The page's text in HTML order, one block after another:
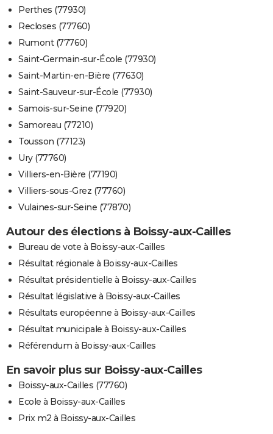
Perthes (77930)
Recloses (77760)
Rumont (77760)
Saint-Germain-sur-École (77930)
Saint-Martin-en-Bière (77630)
Saint-Sauveur-sur-École (77930)
Samois-sur-Seine (77920)
Samoreau (77210)
Tousson (77123)
Ury (77760)
Villiers-en-Bière (77190)
Villiers-sous-Grez (77760)
Vulaines-sur-Seine (77870)
Autour des élections à Boissy-aux-Cailles
Bureau de vote à Boissy-aux-Cailles
Résultat régionale à Boissy-aux-Cailles
Résultat présidentielle à Boissy-aux-Cailles
Résultat législative à Boissy-aux-Cailles
Résultats européenne à Boissy-aux-Cailles
Résultat municipale à Boissy-aux-Cailles
Référendum à Boissy-aux-Cailles
En savoir plus sur Boissy-aux-Cailles
Boissy-aux-Cailles (77760)
Ecole à Boissy-aux-Cailles
Prix m2 à Boissy-aux-Cailles